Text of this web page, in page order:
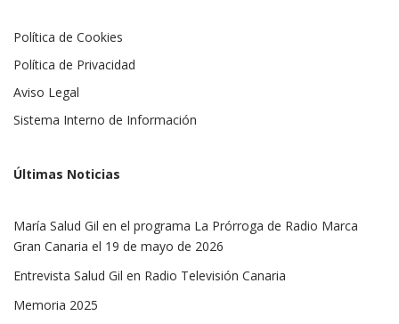
Política de Cookies
Política de Privacidad
Aviso Legal
Sistema Interno de Información
Últimas Noticias
María Salud Gil en el programa La Prórroga de Radio Marca
Gran Canaria el 19 de mayo de 2026
Entrevista Salud Gil en Radio Televisión Canaria
Memoria 2025